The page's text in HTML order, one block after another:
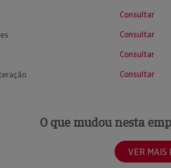
Consultar
Consultar
Consultar
Consultar
O que mudou nesta
VER MAIS